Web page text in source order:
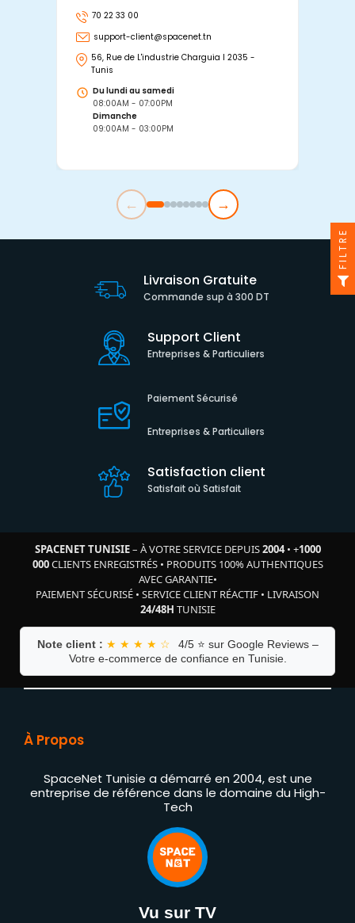
70 22 33 00
support-client@spacenet.tn
56, Rue de L'industrie Charguia I 2035 -
Tunis
Du lundi au samedi
08:00AM - 07:00PM
Dimanche
09:00AM - 03:00PM
← →
Livraison Gratuite
Commande sup à 300 DT
Support Client
Entreprises & Particuliers
Paiement Sécurisé
Entreprises & Particuliers
Satisfaction client
Satisfait où Satisfait
SPACENET TUNISIE– À VOTRE SERVICE DEPUIS2004• +1000
000CLIENTS ENREGISTRÉS• PRODUITS 100% AUTHENTIQUES
AVEC GARANTIE•
PAIEMENT SÉCURISÉ • SERVICE CLIENT RÉACTIF • LIVRAISON
24/48H TUNISIE
Note client : ★ ★ ★ ★ ☆
4/5 ⭐ sur Google Reviews –
Votre e-commerce de confiance en Tunisie.
À Propos
SpaceNet Tunisie a démarré en 2004, est une
entreprise de référence dans le domaine du High-
Tech
Vu sur TV
FILTRE